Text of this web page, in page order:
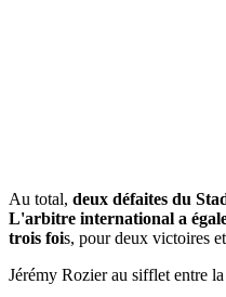
Au total, deux défaites du
L'arbitre international a
trois fois, pour deux victoires
Jérémy Rozier au sifflet entre